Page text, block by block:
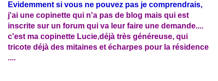
Evidemment si vous ne pouvez pas je comprendrais,
j'ai une copinette qui n'a pas de blog mais qui est
inscrite sur un forum qui va leur faire une demande....
c'est ma copinette Lucie,déjà très généreuse, qui
tricote déjà des mitaines et écharpes pour la résidence
....